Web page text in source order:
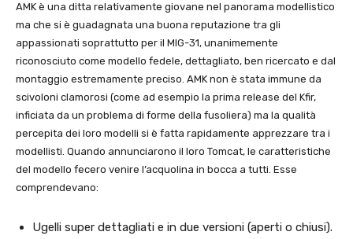
AMK è una ditta relativamente giovane nel panorama modellistico
ma che si è guadagnata una buona reputazione tra gli
appassionati soprattutto per il MIG-31, unanimemente
riconosciuto come modello fedele, dettagliato, ben ricercato e dal
montaggio estremamente preciso. AMK non è stata immune da
scivoloni clamorosi (come ad esempio la prima release del Kfir,
inficiata da un problema di forme della fusoliera) ma la qualità
percepita dei loro modelli si è fatta rapidamente apprezzare tra i
modellisti. Quando annunciarono il loro Tomcat, le caratteristiche
del modello fecero venire l’acquolina in bocca a tutti. Esse
comprendevano:
Ugelli super dettagliati e in due versioni (aperti o chiusi).